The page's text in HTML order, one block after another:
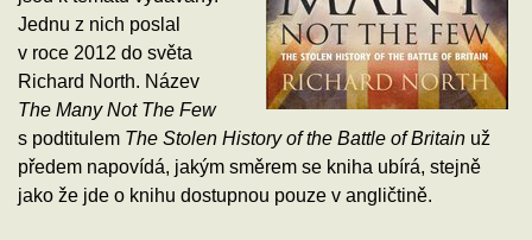
Jednu z nich poslal
v roce 2012 do světa
Richard North. Název
The Many Not The Few
s podtitulem The Stolen History of the Battle of Britain už
předem napovídá, jakým směrem se kniha ubírá, stejně
jako že jde o knihu dostupnou pouze v angličtině.